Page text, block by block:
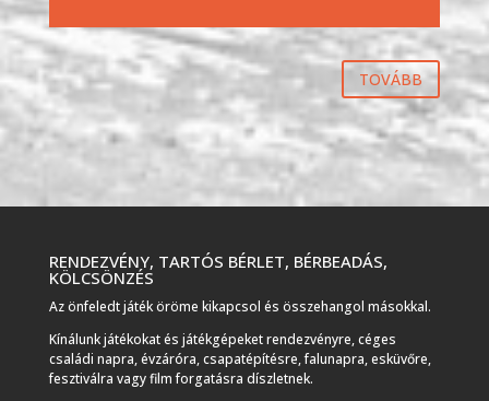
TOVÁBB
RENDEZVÉNY, TARTÓS BÉRLET, BÉRBEADÁS,
KÖLCSÖNZÉS
Az önfeledt játék öröme kikapcsol és összehangol másokkal.
Kínálunk játékokat és játékgépeket rendezvényre, céges
családi napra, évzáróra, csapatépítésre, falunapra, esküvőre,
fesztiválra vagy film forgatásra díszletnek.